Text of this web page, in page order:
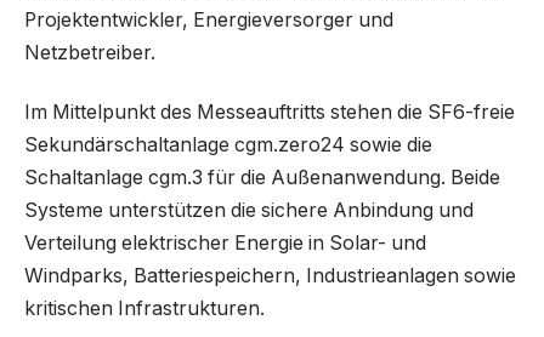
Projektentwickler, Energieversorger und
Netzbetreiber.
Im Mittelpunkt des Messeauftritts stehen die SF6-freie
Sekundärschaltanlage cgm.zero24 sowie die
Schaltanlage cgm.3 für die Außenanwendung. Beide
Systeme unterstützen die sichere Anbindung und
Verteilung elektrischer Energie in Solar- und
Windparks, Batteriespeichern, Industrieanlagen sowie
kritischen Infrastrukturen.